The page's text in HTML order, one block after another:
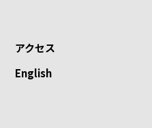
アクセス
English